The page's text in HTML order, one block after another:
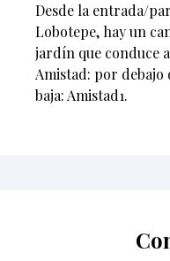
Desde la entrada/
Lobotepe, hay un
jardín que conduce
Amistad: por debajo
baja: Amistad1.